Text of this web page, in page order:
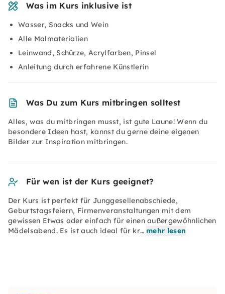
Was im Kurs inklusive ist
Wasser, Snacks und Wein
Alle Malmaterialien
Leinwand, Schürze, Acrylfarben, Pinsel
Anleitung durch erfahrene Künstlerin
Was Du zum Kurs mitbringen solltest
Alles, was du mitbringen musst, ist gute Laune! Wenn du
besondere Ideen hast, kannst du gerne deine eigenen
Bilder zur Inspiration mitbringen.
Für wen ist der Kurs geeignet?
Der Kurs ist perfekt für Junggesellenabschiede,
Geburtstagsfeiern, Firmenveranstaltungen mit dem
gewissen Etwas oder einfach für einen außergewöhnlichen
Mädelsabend. Es ist auch ideal für kr… mehr lesen